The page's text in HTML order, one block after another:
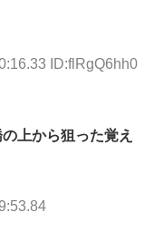
ID:flRgQ6hh0
上から狙った覚え